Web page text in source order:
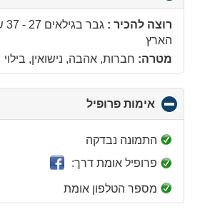
to
collapseרוצה להכיר : גבר בגילאים 27 - 37 שנים
הארץ
מטרה: חברות, אהבה, נישואין, בילוי
אימות פרופיל
to
התמונה נבדקה
פרופיל אומת דרך:
מספר הטלפון אומת